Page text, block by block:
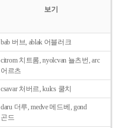
보기
bab 버브, ablak 어블러크
citrom 치트롬, nyolcvan 뇰츠번, arc
어르츠
csavar 처버르, kulcs 쿨치
daru 더루, medve 메드베, gond
곤드